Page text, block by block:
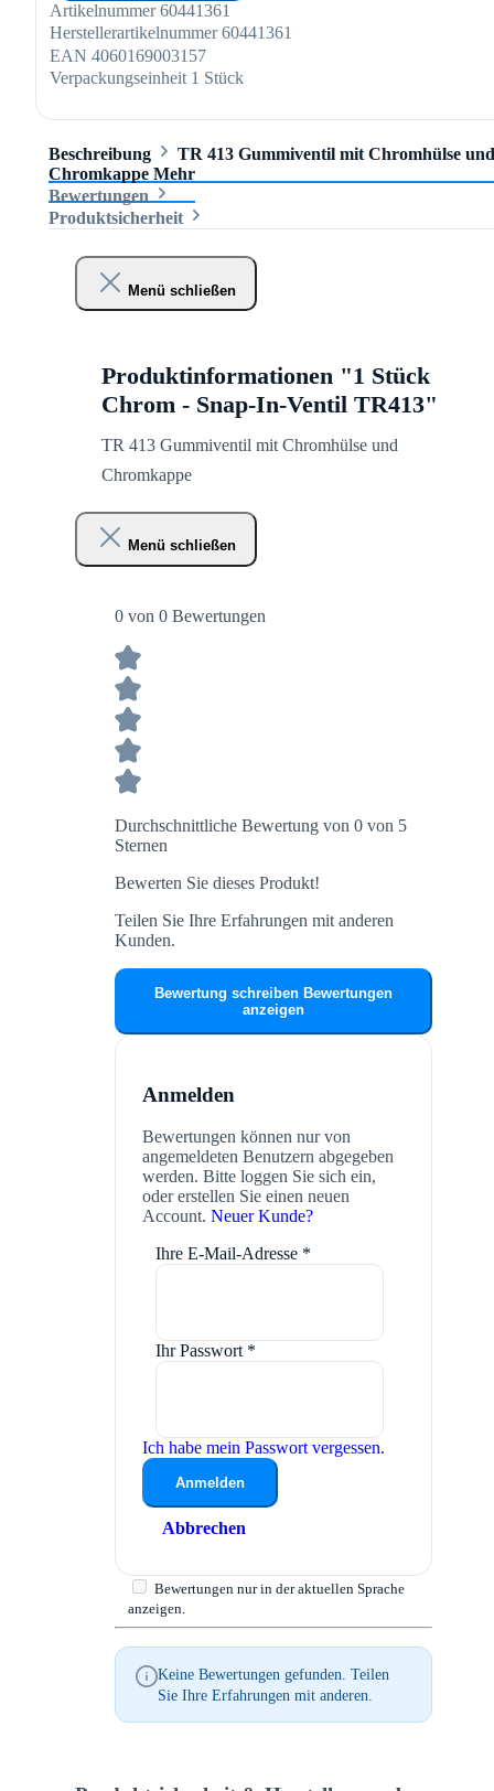
Artikelnummer 60441361
Herstellerartikelnummer 60441361
EAN 4060169003157
Verpackungseinheit 1 Stück
Beschreibung
TR 413 Gummiventil mit Chromhülse und
Chromkappe Mehr
Bewertungen
Produktsicherheit
Menü schließen
Produktinformationen "1 Stück
Chrom - Snap-In-Ventil TR413"
TR 413 Gummiventil mit Chromhülse und
Chromkappe
Menü schließen
0 von 0 Bewertungen
Durchschnittliche Bewertung von 0 von 5
Sternen
Bewerten Sie dieses Produkt!
Teilen Sie Ihre Erfahrungen mit anderen
Kunden.
Bewertung schreiben Bewertungen
anzeigen
Anmelden
Bewertungen können nur von
angemeldeten Benutzern abgegeben
werden. Bitte loggen Sie sich ein,
oder erstellen Sie einen neuen
Account. Neuer Kunde?
Ihre E-Mail-Adresse *
Ihr Passwort *
Ich habe mein Passwort vergessen.
Anmelden
Abbrechen
Bewertungen nur in der aktuellen Sprache
anzeigen.
Keine Bewertungen gefunden. Teilen
Sie Ihre Erfahrungen mit anderen.